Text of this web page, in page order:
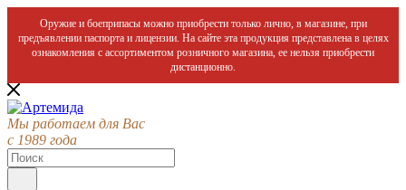
Оружие и боеприпасы можно приобрести только лично, в магазине, при
предъявлении паспорта и лицензии. На сайте эта продукция представлена в целях
ознакомления с ассортиментом розничного магазина, ее нельзя приобрести
дистанционно.
Мы работаем для Вас
с 1989 года